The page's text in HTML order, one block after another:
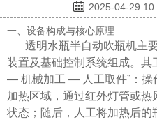
2025-04-29
一、设备构成与核心原理
透明水瓶半自动吹瓶机主
装置及基础控制系统组成。其
— 机械加工 — 人工取件”：操
加热区域，通过红外灯管或
状态；随后，人工将加热后